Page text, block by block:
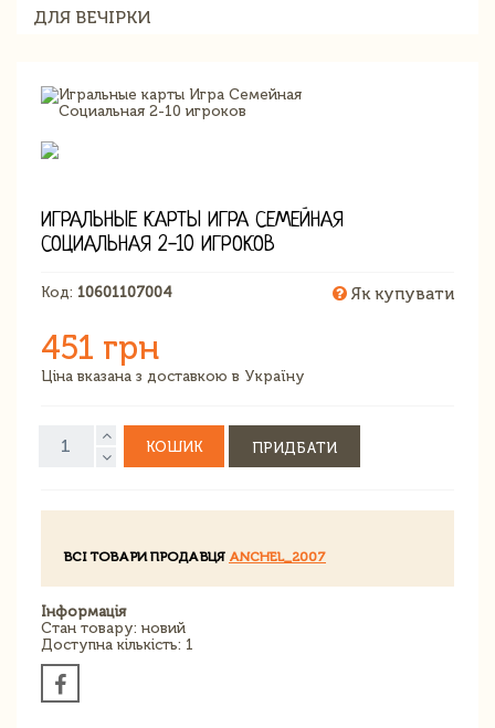
ДЛЯ ВЕЧІРКИ
ИГРАЛЬНЫЕ КАРТЫ ИГРА СЕМЕЙНАЯ
СОЦИАЛЬНАЯ 2-10 ИГРОКОВ
Код: 10601107004 Як купувати
451 грн
Ціна вказана з доставкою в Україну
КОШИК ПРИДБАТИ
ВСІ ТОВАРИ ПРОДАВЦЯ ANCHEL_2007
Інформація
Стан товару: новий
Доступна кількість: 1